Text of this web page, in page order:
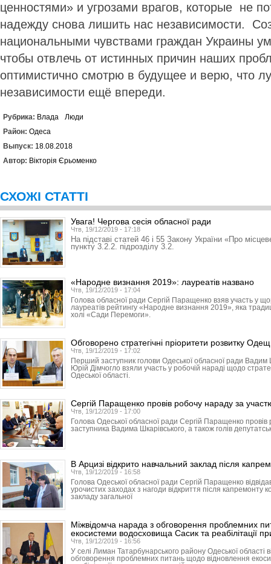
ценностями» и угрозами врагов, которые не
надежду снова лишить нас независимости.
национальными чувствами граждан Украины
чтобы отвлечь от истинных причин наших
оптимистично смотрю в будущее и верю, что
независимости ещё впереди.
Рубрика: Влада
Люди
Район: Одеса
Выпуск: 18.08.2018
Автор: Вікторія Єрьоменко
СХОЖІ СТАТТІ
Увага! Чергова сесія обласної ради
Чтв, 19/12/2019 - 17:18
На підставі статей 46 і 55 Закону України «Про
пункту 3.2.2. підрозділу 3.2.
«Народне визнання 2019»: лауреатів названо
Чтв, 19/12/2019 - 17:04
Голова обласної ради Сергій Паращенко взяв участь у
лауреатів рейтингу «Народне визнання 2019», яка
холі «Сади Перемоги».
Обговорено стратегічні пріоритети розвитку
Чтв, 19/12/2019 - 17:02
Перший заступник голови Одеської обласної ради Вадим
Юрій Дімчогло взяли участь у робочій нараді щодо
Одеської області.
Сергій Паращенко провів робочу нараду за
Чтв, 19/12/2019 - 17:00
Голова Одеської обласної ради Сергій Паращенко
заступника Вадима Шкарівського, а також голів
В Арцизі відкрито навчальний заклад після
Чтв, 19/12/2019 - 16:58
Голова Одеської обласної ради Сергій Паращенко
урочистих заходах з нагоди відкриття після капремонту
закладу загальної
Міжвідомча нарада з обговорення проблемних
екосистеми водосховища Сасик та реабілітації
Чтв, 19/12/2019 - 16:56
У селі Лиман Татарбунарського району Одеської області
обговорення проблемних питань щодо відновлення